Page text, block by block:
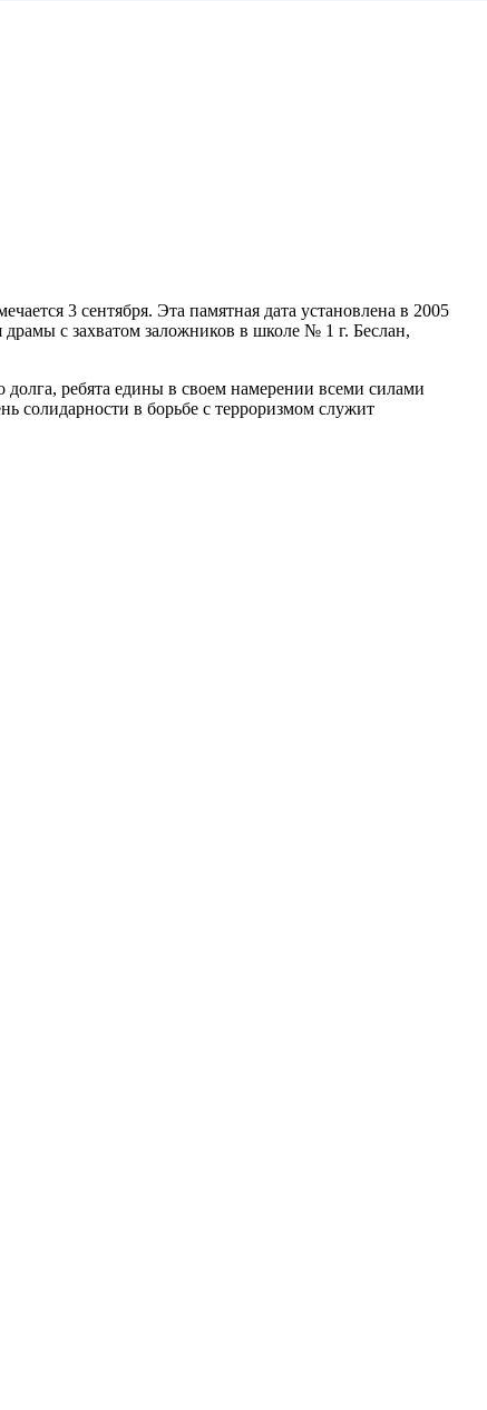
3 сентября. Эта памятная дата установлена в 2005
с захватом заложников в школе № 1 г. Беслан,
ребята едины в своем намерении всеми силами
солидарности в борьбе с терроризмом служит